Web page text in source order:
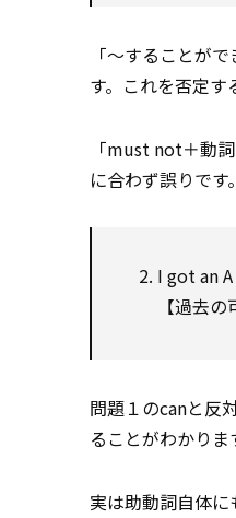
「～することが
す。これを否定す
「must not＋動
に合わず誤りです。
I got an
【過去
問題１のcanと反対
ることがわかりま
実は助動詞自体